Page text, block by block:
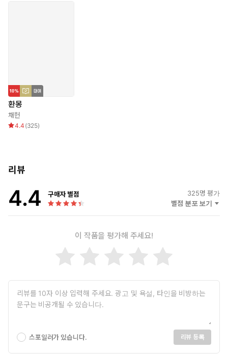
환몽
채헌
4.4 (325)
리뷰
4.4 구매자 별점 325명 평가
별점 분포 보기
이 작품을 평가해 주세요!
스포일러가 있습니다. 리뷰 등록